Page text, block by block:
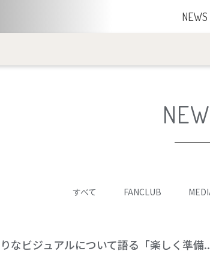
NEWS
すべて FANCLUB
なビジュアルについて語る「楽しく準